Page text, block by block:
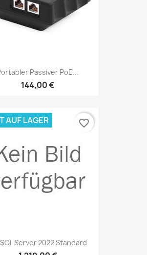
Passiver PoE...
144,00 €
Server 2022 Standard
AUF LAGER favorite_border